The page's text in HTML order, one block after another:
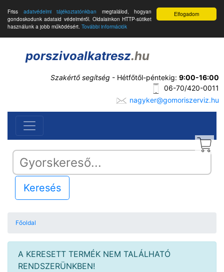
Elfogadom
Friss adatvédelmi tájékoztatónkban megtalálod, hogyan
gondoskodunk adataid védelméről. Oldalainkon HTTP-sütiket
használunk a jobb működésért. További információk
porszivoalkatresz.hu
Szakértő segítség - Hétfőtől-péntekig: 9:00-16:00
06-70/420-0011
nagyker@gomoriszerviz.hu
Keresés
Főoldal
A KERESETT TERMÉK NEM TALÁLHATÓ
RENDSZERÜNKBEN!